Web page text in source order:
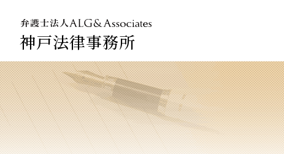
神戸法律事務所
法人のお客
企業法務専